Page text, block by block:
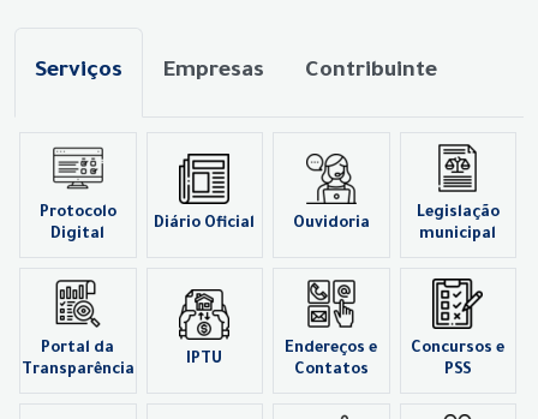
Serviços Empresas Contribuinte
Protocolo
Digital
Diário Oficial Ouvidoria
Legislação
municipal
Portal da
Transparência
IPTU
Endereços e
Contatos
Concursos e
PSS